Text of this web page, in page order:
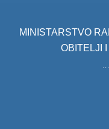
MINISTARSTVO
OBITELJI